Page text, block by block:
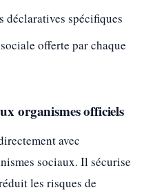
spécifiques
offerte par chaque
organismes officiels
avec
sociaux. Il sécurise
les risques de